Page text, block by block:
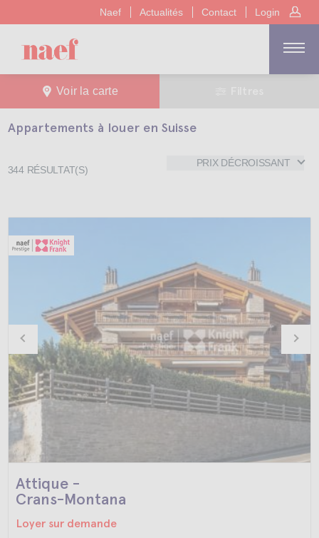
Naef Actualités Contact Login
Voir la carte
Appartements à louer en Suisse
344RÉSULTAT(S)
PRIX DÉCROISSANT
Attique -
Crans-Montana
Loyer sur demande